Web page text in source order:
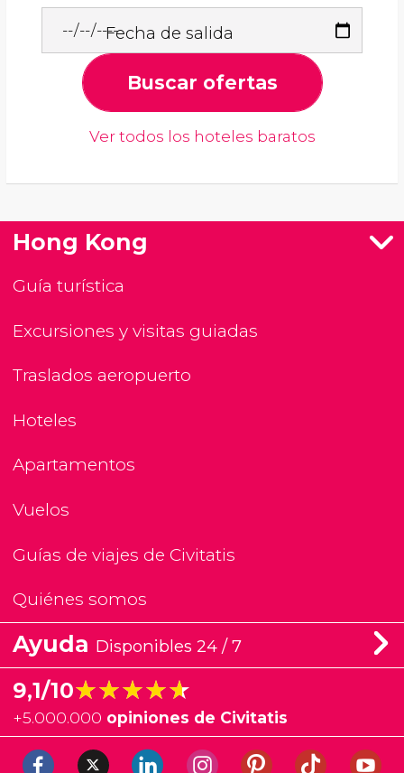
Fecha de salida
Buscar ofertas
Ver todos los hoteles baratos
Hong Kong
Guía turística
Excursiones y visitas guiadas
Traslados aeropuerto
Hoteles
Apartamentos
Vuelos
Guías de viajes de Civitatis
Quiénes somos
Ayuda Disponibles 24 / 7
9,1/10★★★★★
★★★★★
+5.000.000 opiniones de Civitatis